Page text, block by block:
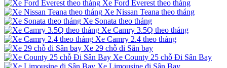
Xe Ford Everest theo tháng
Xe Nissan Teana theo tháng
Xe Sonata theo tháng
Xe Camry 3.5Q theo tháng
Xe Camry 2.4 theo tháng
Xe 29 chỗ đi Sân bay
Xe County 25 chỗ Đi Sân Bay